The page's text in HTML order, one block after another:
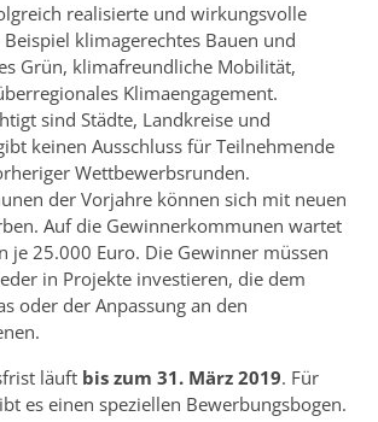
realisierte und wirkungsvolle
klimagerechtes Bauen und
Grün, klimafreundliche Mobilität,
Klimaengagement.
sind Städte, Landkreise und
keinen Ausschluss für Teilnehmende
Wettbewerbsrunden.
der Vorjahre können sich mit neuen
Auf die Gewinnerkommunen wartet
je 25.000 Euro. Die Gewinner müssen
in Projekte investieren, die dem
oder der Anpassung an den
läuft bis zum 31. März 2019. Für
es einen speziellen Bewerbungsbogen.